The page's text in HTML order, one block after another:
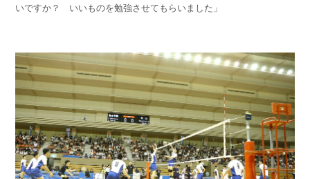
いですか？ いいものを勉強させてもらいました」